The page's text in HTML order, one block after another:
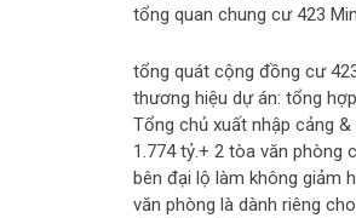
tổng quan chung cư 423
tổng quát cộng đồng cư
thương hiệu dự án: tổng
Tổng chủ xuất nhập cảng
1.774 tỷ.+ 2 tòa văn phòng
bên đại lộ làm không giảm
văn phòng là dành riêng